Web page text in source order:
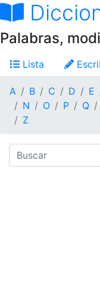
Palabras,
Lista
A B C D E
N
O P Q
Z